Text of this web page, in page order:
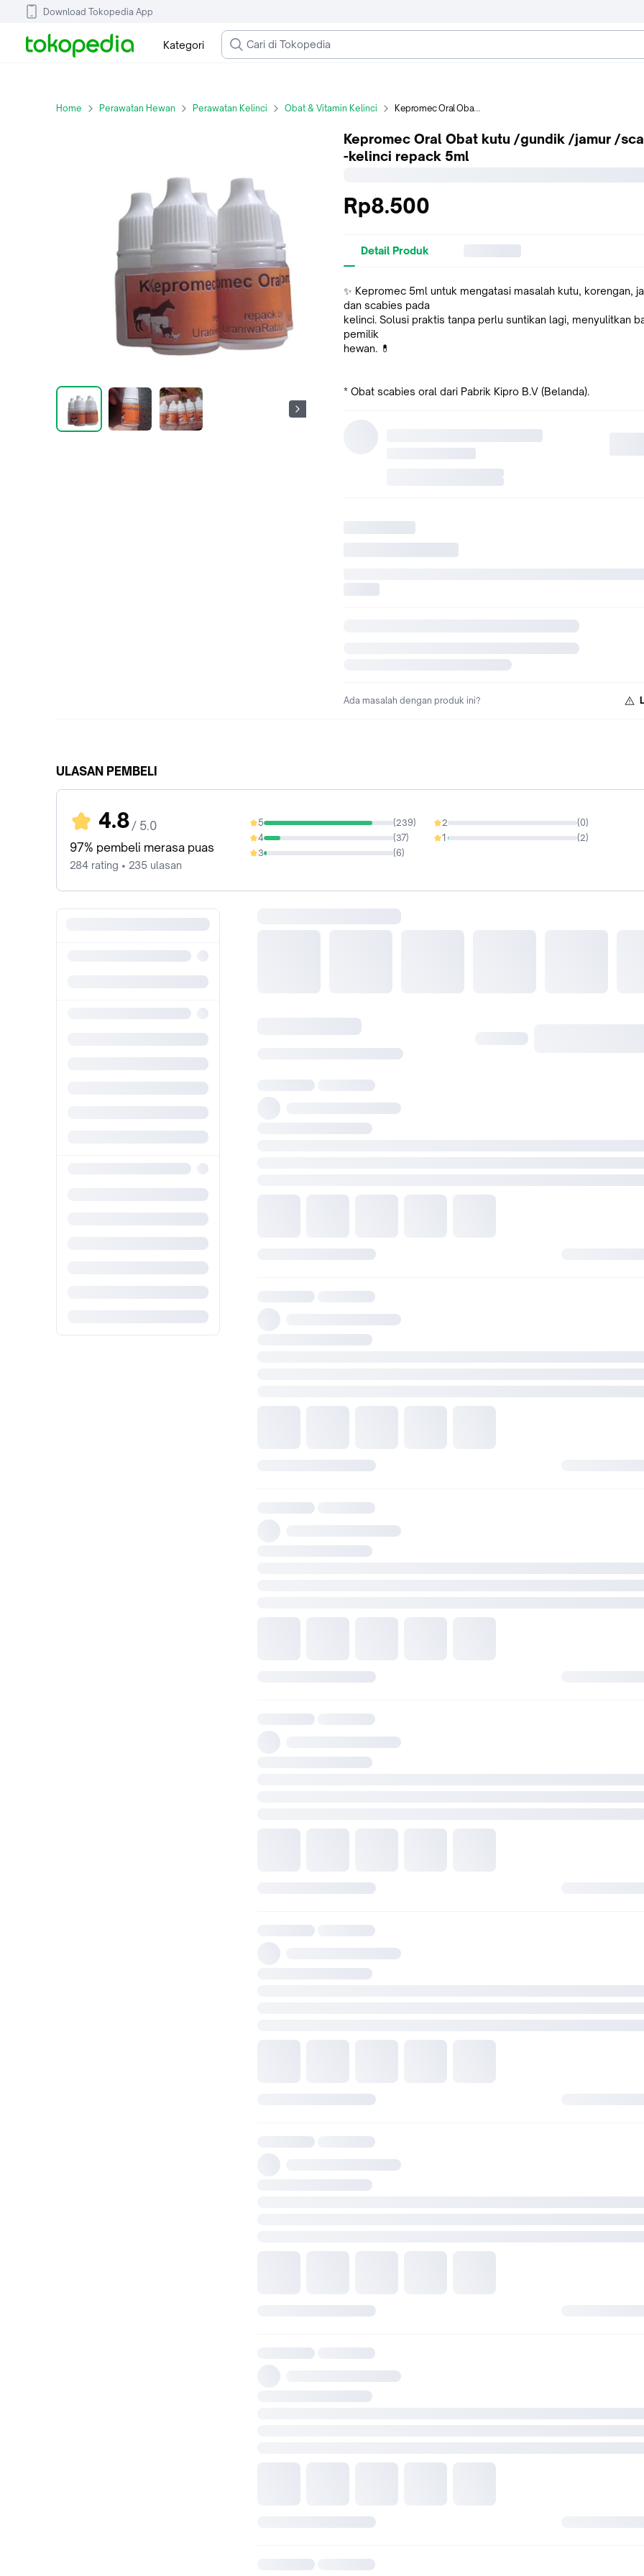
Download Tokopedia App
Kategori
Home Perawatan Hewan Perawatan Kelinci Obat & Vitamin Kelinci Kepromec Oral Obat kutu /gundik /jamur /scabies -kelinci repack 5ml
Kepromec Oral Obat kutu /gundik /jamur /
-kelinci repack 5ml
Rp8.500
Detail Produk
✨ Kepromec 5ml untuk mengatasi masalah kutu, korengan,
dan scabies pada
kelinci. Solusi praktis tanpa perlu suntikan lagi, menyulitkan
pemilik
hewan. 💊
* Obat scabies oral dari Pabrik Kipro B.V (Belanda).
✅ Cocok untuk berbagai hewan peliharaan: kelinci, anjing,
efektif. Tidak perlu khawatir lagi dengan masalah kutu dan
Ada masalah dengan produk ini?
ULASAN PEMBELI
4.8 / 5.0
97% pembeli merasa puas
284 rating • 235 ulasan
5 (239)
84.15%
4 (37)
13.03%
3 (6)
2.11%
2 (0)
0%
1 (2)
0.7%